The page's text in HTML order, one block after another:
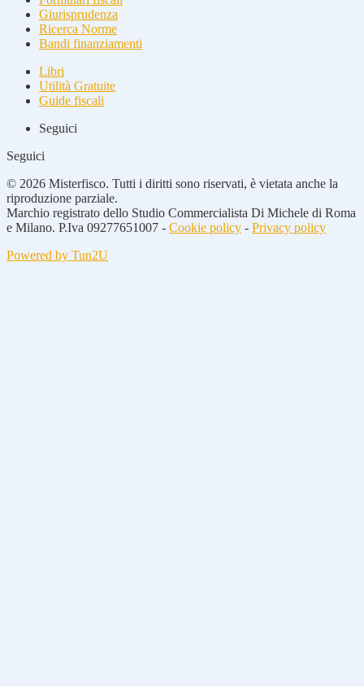
Giurisprudenza
Ricerca Norme
Bandi finanziamenti
Libri
Utilità Gratuite
Guide fiscali
Seguici
Seguici
© 2026 Misterfisco. Tutti i diritti sono riservati, è vietata anche la
riproduzione parziale.
Marchio registrato dello Studio Commercialista Di Michele di Roma
e Milano. P.Iva 09277651007 - Cookie policy - Privacy policy
Powered by Tun2U